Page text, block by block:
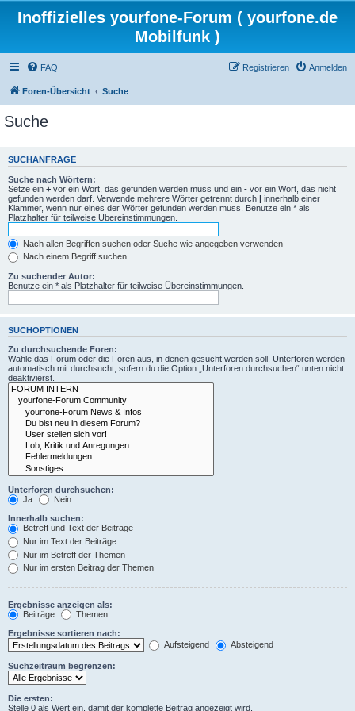
Inoffizielles yourfone-Forum ( yourfone.de
Mobilfunk )
FAQ Anmelden
Registrieren
Foren-Übersicht Suche
Suche
SUCHANFRAGE
Suche nach Wörtern:
Setze ein + vor ein Wort, das gefunden werden muss und ein - vor ein Wort, das nicht
gefunden werden darf. Verwende mehrere Wörter getrennt durch | innerhalb einer
Klammer, wenn nur eines der Wörter gefunden werden muss. Benutze ein * als
Platzhalter für teilweise Übereinstimmungen.
Nach allen Begriffen suchen oder Suche wie angegeben verwenden
Nach einem Begriff suchen
Zu suchender Autor:
Benutze ein * als Platzhalter für teilweise Übereinstimmungen.
SUCHOPTIONEN
Zu durchsuchende Foren:
Wähle das Forum oder die Foren aus, in denen gesucht werden soll. Unterforen werden
automatisch mit durchsucht, sofern du die Option „Unterforen durchsuchen“ unten nicht
deaktivierst.
Unterforen durchsuchen:
Ja
Nein
Innerhalb suchen:
Betreff und Text der Beiträge
Nur im Text der Beiträge
Nur im Betreff der Themen
Nur im ersten Beitrag der Themen
Ergebnisse anzeigen als:
Beiträge
Themen
Ergebnisse sortieren nach:
Aufsteigend
Absteigend
Suchzeitraum begrenzen:
Die ersten:
Stelle 0 als Wert ein, damit der komplette Beitrag angezeigt wird.